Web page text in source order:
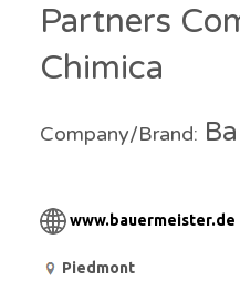
Partners
Chimica
Company/Brand:
www.bauermeister.de
Piedmont